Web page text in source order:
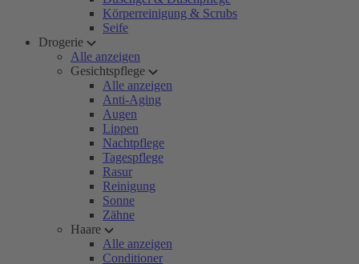
Körperreinigung & Scrubs
Seife
Drogerie
Alle anzeigen
Gesichtspflege
Alle anzeigen
Anti-Aging
Augen
Lippen
Nachtpflege
Tagespflege
Rasur
Reinigung
Sonne
Zähne
Haare
Alle anzeigen
Conditioner